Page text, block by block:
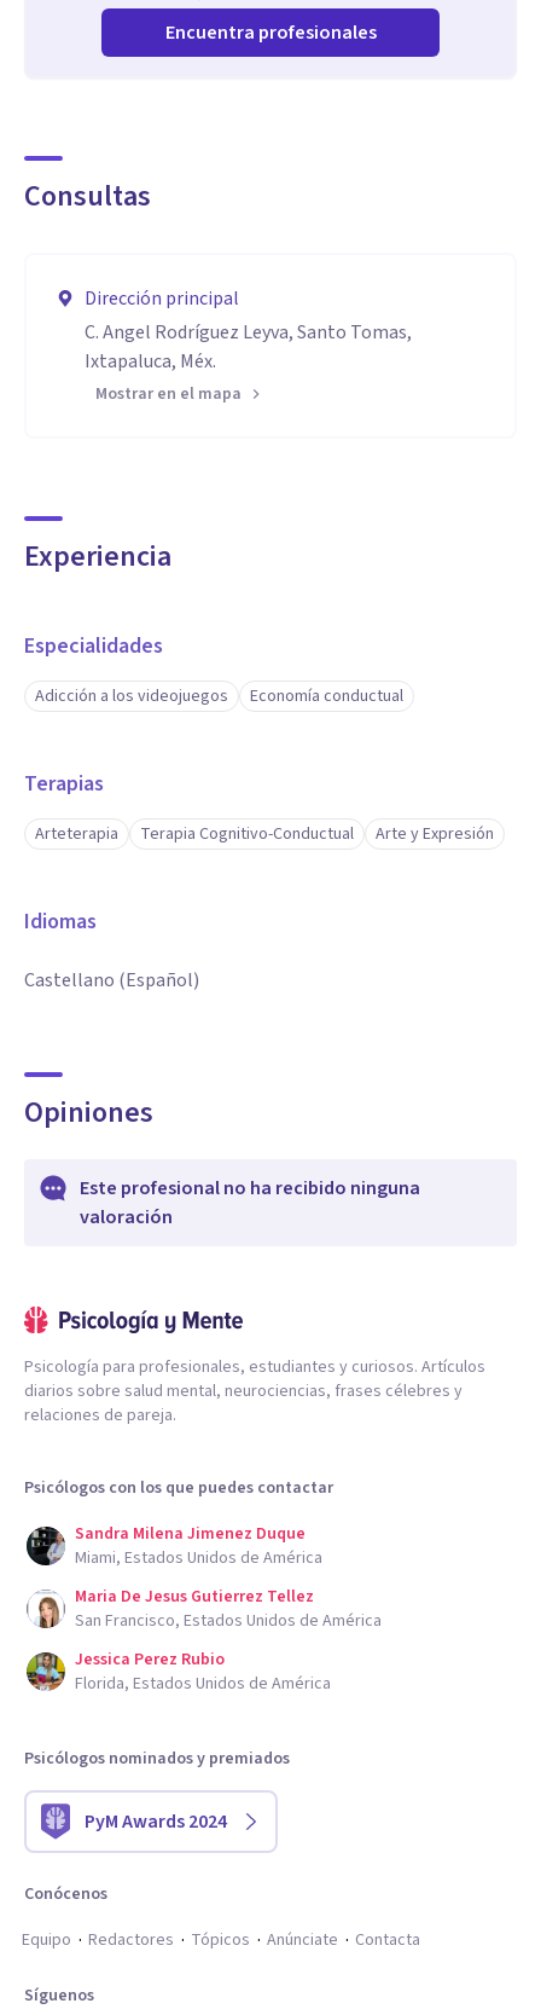
Encuentra profesionales
Consultas
Dirección principal
C. Angel Rodríguez Leyva, Santo Tomas,
Ixtapaluca, Méx.
Mostrar en el mapa
Experiencia
Especialidades
Adicción a los videojuegos Economía conductual
Terapias
Arteterapia Terapia Cognitivo-Conductual Arte y Expresión
Idiomas
Castellano (Español)
Opiniones
Este profesional no ha recibido ninguna
valoración
Psicología para profesionales, estudiantes y curiosos. Artículos
diarios sobre salud mental, neurociencias, frases célebres y
relaciones de pareja.
Psicólogos con los que puedes contactar
Sandra Milena Jimenez Duque
Miami, Estados Unidos de América
Maria De Jesus Gutierrez Tellez
San Francisco, Estados Unidos de América
Jessica Perez Rubio
Florida, Estados Unidos de América
Psicólogos nominados y premiados
PyM Awards 2024
Conócenos
Equipo
Redactores Tópicos Anúnciate Contacta
Síguenos